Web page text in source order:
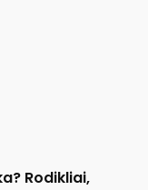
Rodikliai,